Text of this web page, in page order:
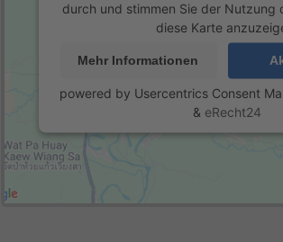
durch und stimmen Sie der Nutzung
diese Karte
Mehr Informationen
powered by Usercentrics Consent
& eRecht24